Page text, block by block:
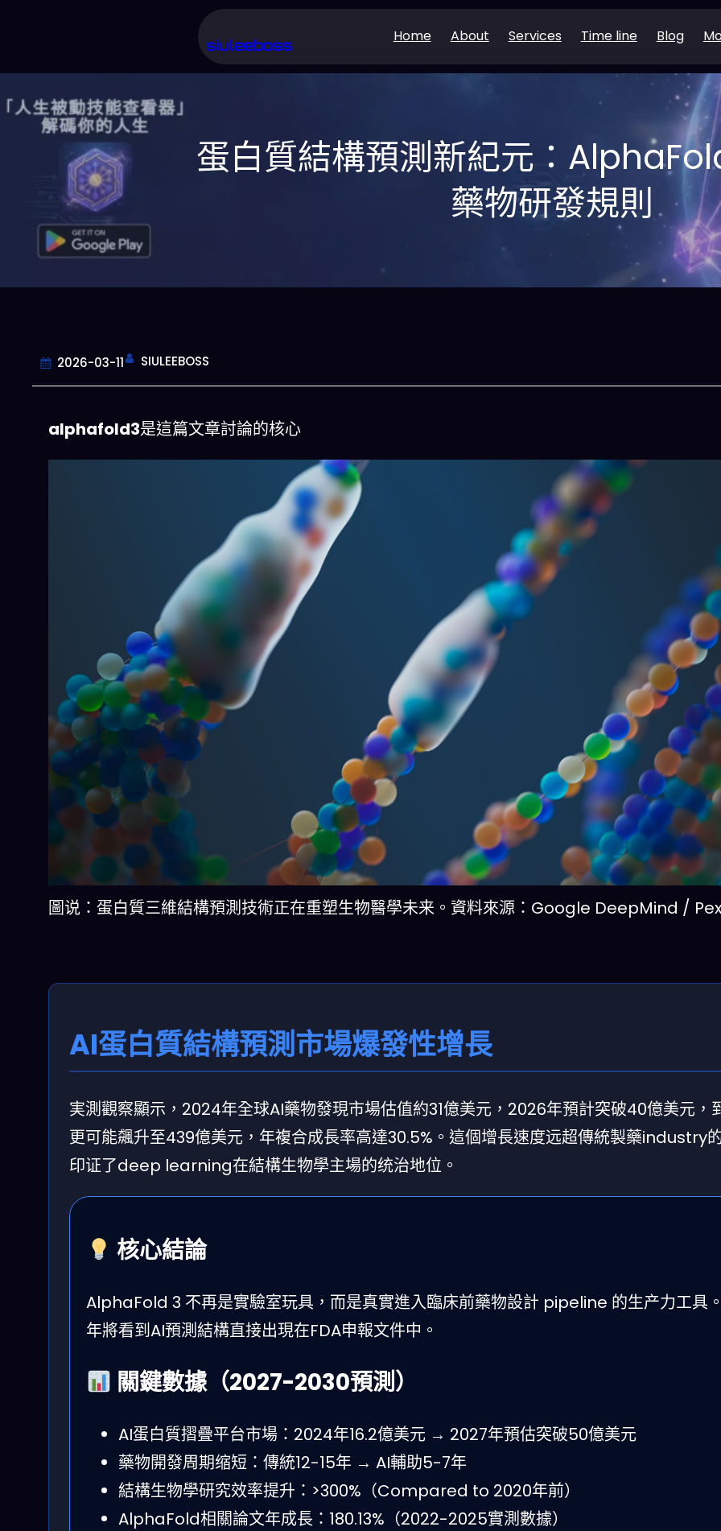
主
要
siuleeboss Home About Services Time line Blog
蛋白質結構預測新紀元：
藥物研發規則
2026-03-11 SIULEEBOSS
alphafold3是這篇文章討論的核心
圖说：蛋白質三維結構預測技術正在重塑生物醫學未来。資料來源：Google DeepMind /
AI蛋白質結構預測市場爆發性增長
実測觀察顯示，2024年全球AI藥物發現市場估值約31億美元，2026年預計突破40億美元，
更可能飆升至439億美元，年複合成長率高達30.5%。這個增長速度远超傳統製藥industry
印证了deep learning在結構生物學主場的统治地位。
核心結論
AlphaFold 3 不再是實驗室玩具，而是真實進入臨床前藥物設計 pipeline 的生产力工具
年將看到AI預測結構直接出現在FDA申報文件中。
關鍵數據（2027-2030預測）
AI蛋白質摺疊平台市場：2024年16.2億美元 → 2027年預估突破50億美元
藥物開發周期缩短：傳統12-15年 → AI輔助5-7年
結構生物學研究效率提升：>300%（Compared to 2020年前）
AlphaFold相關論文年成長：180.13%（2022-2025實測數據）
一鍵配搭出三餸一湯的完美晚餐組合,以後免除晚
立即下載